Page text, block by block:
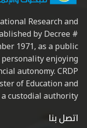
Research and
by Decree #
1971, as a public
enjoying
autonomy. CRDP
of Education and
custodial authority.
اتصل بنا